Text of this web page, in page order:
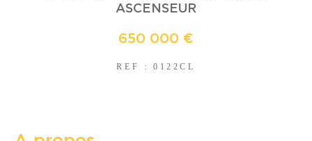
ASCENSEUR
650 000 €
REF : 0122CL